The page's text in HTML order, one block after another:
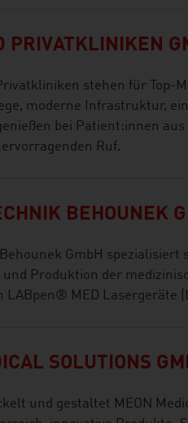
PRIVATKLINIKEN
stehen für Top-
moderne Infrastruktur,
bei Patient:innen aus
Ruf.
BEHOUNEK
GmbH spezialisiert
Produktion der
LABpen® MED Lasergeräte
SOLUTIONS
und gestaltet MEON